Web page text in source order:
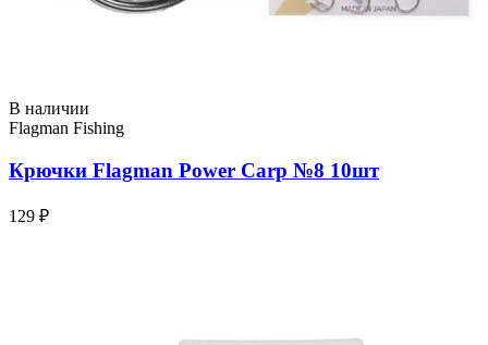
В наличии
Flagman Fishing
Крючки Flagman Power Carp №8 10шт
129 ₽